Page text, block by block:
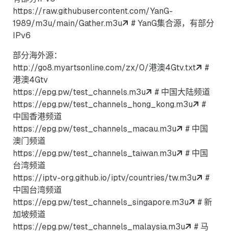
https://raw.githubusercontent.com/YanG-
1989/m3u/main/Gather.m3u
# YanG集合源，有部分
IPv6
部分海外源：
http://go8.myartsonline.com/zx/0/港澳4Gtv.txt
#
港澳4Gtv
https://epg.pw/test_channels.m3u
# 中国大陆频道
https://epg.pw/test_channels_hong_kong.m3u
#
中国香港频道
https://epg.pw/test_channels_macau.m3u
# 中国
澳门频道
https://epg.pw/test_channels_taiwan.m3u
# 中国
台湾频道
https://iptv-org.github.io/iptv/countries/tw.m3u
#
中国台湾频道
https://epg.pw/test_channels_singapore.m3u
# 新
加坡频道
https://epg.pw/test_channels_malaysia.m3u
# 马